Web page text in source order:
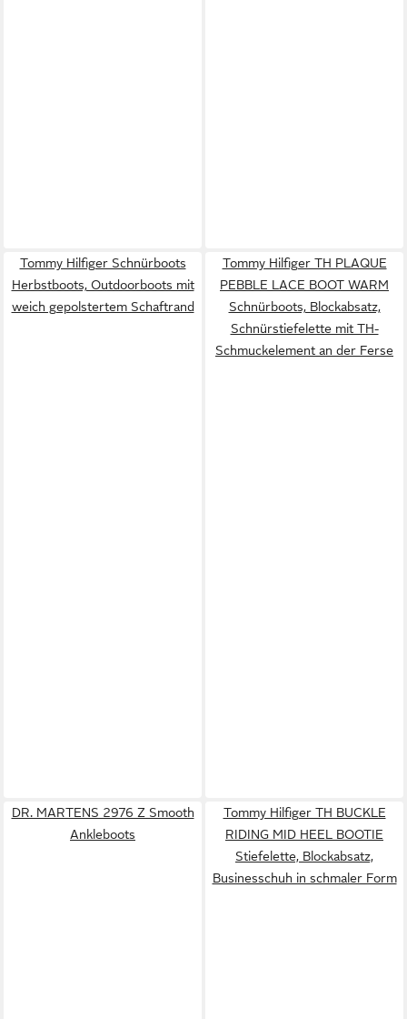
Tommy Hilfiger Schnürboots
Herbstboots, Outdoorboots mit
weich gepolstertem Schaftrand
Tommy Hilfiger TH PLAQUE
PEBBLE LACE BOOT WARM
Schnürboots, Blockabsatz,
Schnürstiefelette mit TH-
Schmuckelement an der Ferse
DR. MARTENS 2976 Z Smooth
Ankleboots
Tommy Hilfiger TH BUCKLE
RIDING MID HEEL BOOTIE
Stiefelette, Blockabsatz,
Businesschuh in schmaler Form